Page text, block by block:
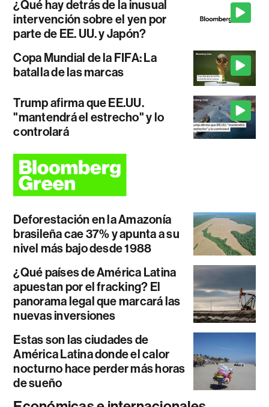
¿Qué hay detrás de la inusual
intervención sobre el yen por
parte de EE. UU. y Japón?
Copa Mundial de la FIFA: La
batalla de las marcas
Trump afirma que EE.UU.
"mantendrá el estrecho" y lo
controlará
Deforestación en la Amazonía
brasileña cae 37% y apunta a su
nivel más bajo desde 1988
¿Qué países de América Latina
apuestan por el fracking? El
panorama legal que marcará las
nuevas inversiones
Estas son las ciudades de
América Latina donde el calor
nocturno hace perder más horas
de sueño